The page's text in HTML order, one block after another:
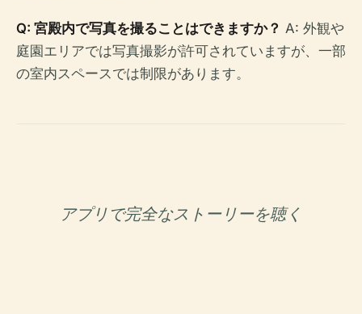
Q: 宮殿内で写真を撮ることはできますか？ A: 外観や
庭園エリアでは写真撮影が許可されていますが、一部
の室内スペースでは制限があります。
アプリで完全なストーリーを聴く